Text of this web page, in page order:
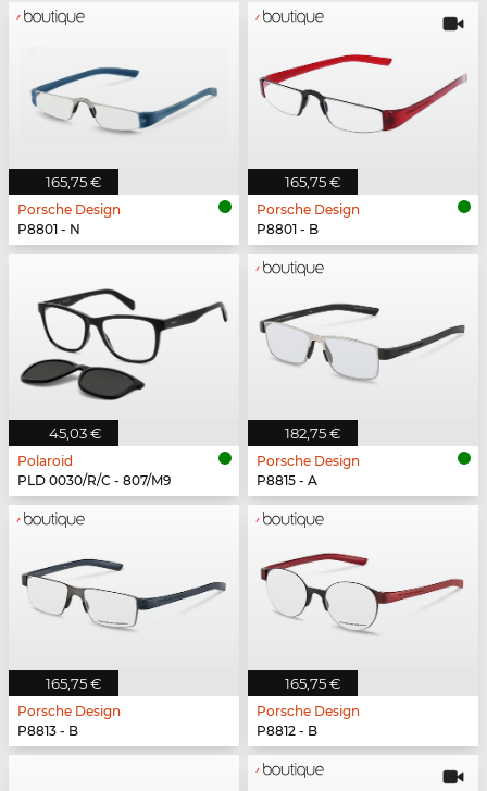
165,75 €
Porsche Design
P8801 - N
165,75 €
Porsche Design
P8801 - B
45,03 €
Polaroid
PLD 0030/R/C - 807/M9
182,75 €
Porsche Design
P8815 - A
165,75 €
Porsche Design
P8813 - B
165,75 €
Porsche Design
P8812 - B